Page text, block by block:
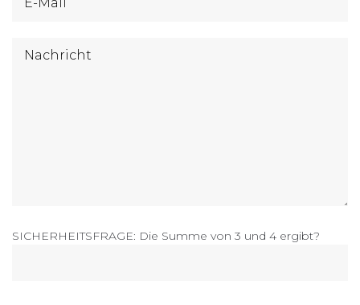
SICHERHEITSFRAGE: Die Summe von 3 und 4 ergibt?